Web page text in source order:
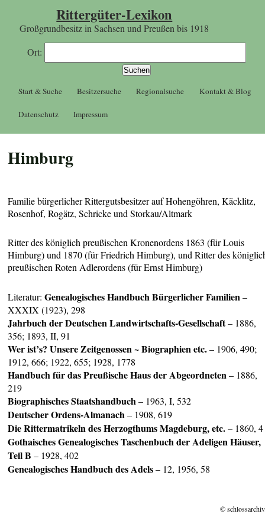
Rittergüter-Lexikon
Großgrundbesitz in Sachsen und Preußen bis 1918
Ort:
Start & Suche Besitzersuche Regionalsuche Kontakt & Blog
Datenschutz Impressum
Himburg
Familie bürgerlicher Rittergutsbesitzer auf Hohengöhren, Käcklitz,
Rosenhof, Rogätz, Schricke und Storkau/Altmark
Ritter des königlich preußischen Kronenordens 1863 (für Louis
Himburg) und 1870 (für Friedrich Himburg), und Ritter des
preußischen Roten Adlerordens (für Ernst Himburg)
Literatur:Genealogisches Handbuch Bürgerlicher Familien –
XXXIX (1923), 298
Jahrbuchder Deutschen Landwirtschafts-Gesellschaft– 1886,
356; 1893, II, 91
Wer ist’s? Unsere Zeitgenossen ~ Biographien etc.– 1906, 490;
1912, 666; 1922, 655; 1928, 1778
Handbuch für das Preußische Haus der Abgeordneten – 1886,
219
Biographisches Staatshandbuch – 1963, I, 532
Deutscher Ordens-Almanach – 1908, 619
Die Rittermatrikeln des Herzogthums Magdeburg, etc.– 1860, 4
Gothaisches Genealogisches Taschenbuch der Adeligen Häuser,
Teil B – 1928, 402
Genealogisches Handbuch des Adels– 12, 1956, 58
©